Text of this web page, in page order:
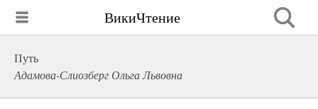
ВикиЧтение
Путь
Адамова-Слиозберг Ольга Львовна